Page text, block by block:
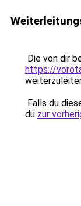
Die von dir
https://
Falls du
du zur